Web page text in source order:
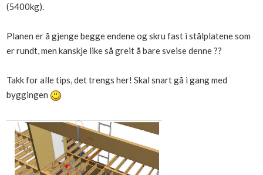
(5400kg).
Planen er å gjenge begge endene og skru fast i stålplatene som
er rundt, men kanskje like så greit å bare sveise denne ??
Takk for alle tips, det trengs her! Skal snart gå i gang med
byggingen